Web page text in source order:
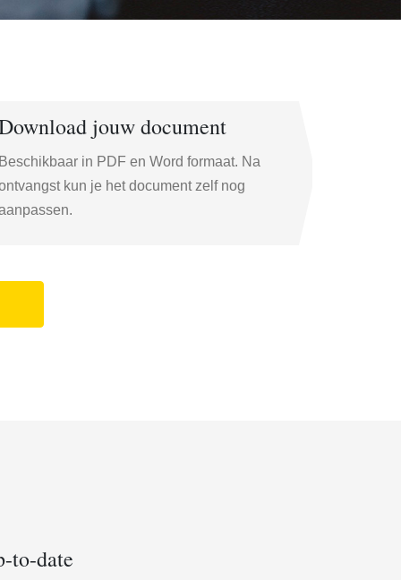
jouw document
in PDF en Word formaat. Na
kun je het document zelf nog
to-date